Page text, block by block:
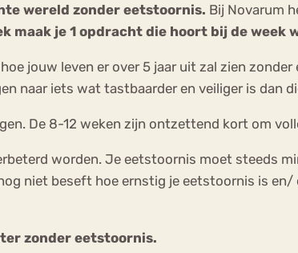
wereld zonder eetstoornis. Bij Novarum
maak je 1 opdracht die hoort bij de week
jouw leven er over 5 jaar uit zal zien
naar iets wat tastbaarder en veiliger is dan
De 8-12 weken zijn ontzettend kort om
worden. Je eetstoornis moet steeds
niet beseft hoe ernstig je eetstoornis is
zonder eetstoornis.